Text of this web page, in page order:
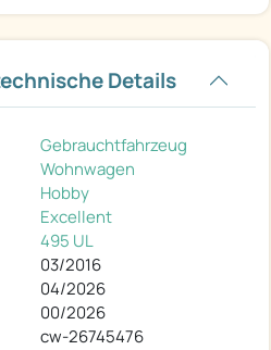
Details
Gebrauchtfahrzeug
Wohnwagen
Hobby
Excellent
495 UL
03/2016
04/2026
00/2026
cw-26745476